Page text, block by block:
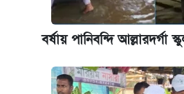
বর্ষায় পানিবন্দি আল্লারদর্গা